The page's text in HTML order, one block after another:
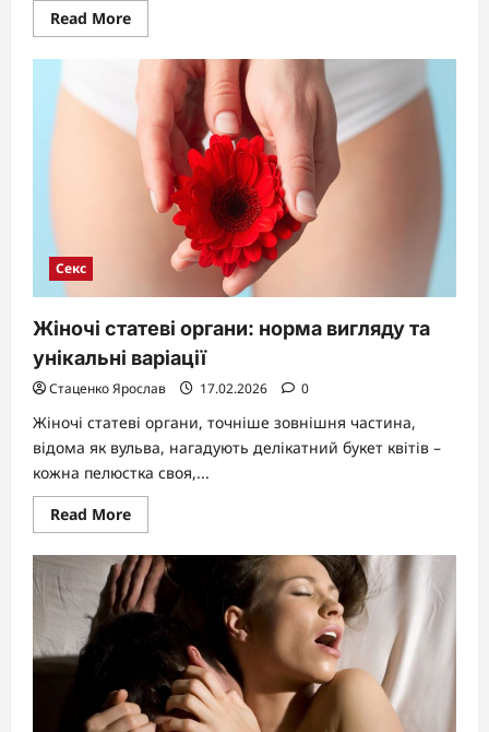
Read MoreRead
more
Скільки
живуть
сперматозоїди:
детальний
гід
по
їхньому
мікроскопічному
марафону
Секс
Жіночі статеві органи: норма вигляду та
унікальні варіації
Стаценко Ярослав 17.02.2026 0
Жіночі статеві органи, точніше зовнішня частина,
відома як вульва, нагадують делікатний букет квітів –
кожна пелюстка своя,...
Read MoreRead
more
Жіночі
статеві
органи:
норма
вигляду
унікальні
варіації